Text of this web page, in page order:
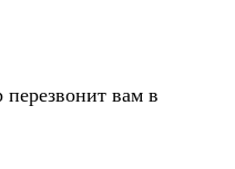
вам в